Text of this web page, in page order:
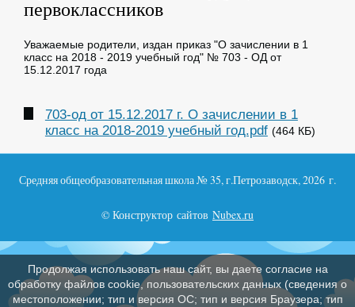
первоклассников
Уважаемые родители, издан приказ "О зачислении в 1
класс на 2018 - 2019 учебный год" № 703 - ОД от
15.12.2017 года
703-од от 15.12.2017 г. О зачислении в 1
класс на 2018-2019 учебный год.pdf (464 КБ)
Средняя общеобразовательная школа № 35, г.Петрозаводск, 2026 г.
© Конструктор сайтов Nubex.ru
Продолжая использовать наш сайт, вы даете согласие на
обработку файлов cookie, пользовательских данных (сведения о
местоположении; тип и версия ОС; тип и версия Браузера; тип